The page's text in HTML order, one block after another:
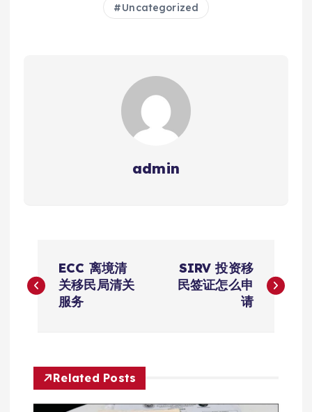
Uncategorized
admin
章
航
ECC 离境清
关移民局清关
服务
SIRV 投资移
民签证怎么申
请
Related Posts